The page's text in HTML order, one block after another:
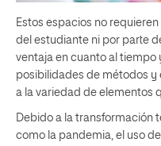
Estos espacios no
del estudiante ni por parte
ventaja en cuanto al tiempo
posibilidades de métodos y
a la variedad de elementos
Debido a la transformación
como la pandemia, el uso